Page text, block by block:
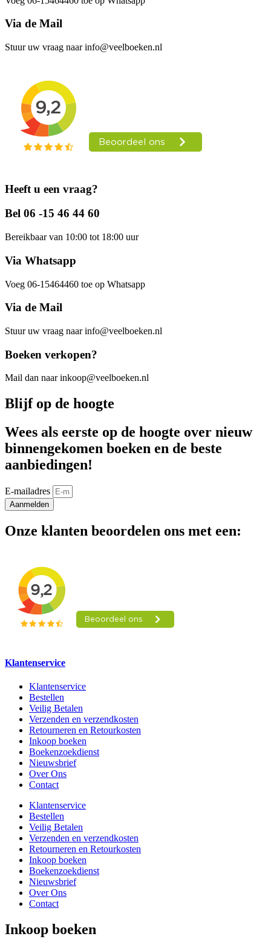
Via de Mail
Stuur uw vraag naar info@veelboeken.nl
Heeft u een vraag?
Bel 06 -15 46 44 60
Bereikbaar van 10:00 tot 18:00 uur
Via Whatsapp
Voeg 06-15464460 toe op Whatsapp
Via de Mail
Stuur uw vraag naar info@veelboeken.nl
Boeken verkopen?
Mail dan naar inkoop@veelboeken.nl
Blijf op de hoogte
Wees als eerste op de hoogte over nieuw
binnengekomen boeken en de beste
aanbiedingen!
E-mailadres
Aanmelden
Onze klanten beoordelen ons met een:
Klantenservice
Klantenservice
Bestellen
Veilig Betalen
Verzenden en verzendkosten
Retourneren en Retourkosten
Inkoop boeken
Boekenzoekdienst
Nieuwsbrief
Over Ons
Contact
Klantenservice
Bestellen
Veilig Betalen
Verzenden en verzendkosten
Retourneren en Retourkosten
Inkoop boeken
Boekenzoekdienst
Nieuwsbrief
Over Ons
Contact
Inkoop boeken